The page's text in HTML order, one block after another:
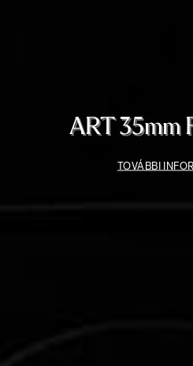
ART 35mm
TOVÁBBI